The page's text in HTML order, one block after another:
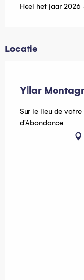
Heel het jaar
Locatie
Yllar
Sur le lieu de
d'Abondance